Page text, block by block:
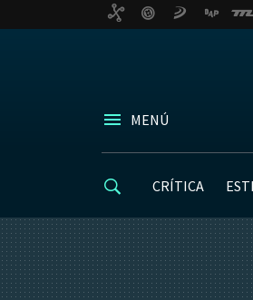
MENÚ
CRÍTICA